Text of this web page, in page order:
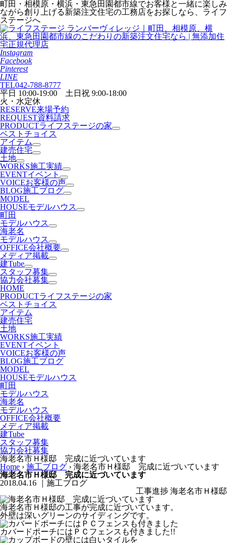
町田・相模原・横浜・東急田園都市線でお客様と一緒に楽しみ
ながら創り上げる新築注文住宅の工務店をお探しなら、ライフ
ステージへ
Instagram
Facebook
Pinterest
LINE
TEL042-788-8777
平日 10:00-19:00 土日祝 9:00-18:00
火・水定休
RESERVE来場予約
REQUEST資料請求
PRODUCTライフステージの家
ベストチョイス
アイテム
建売住宅
土地
WORKS施工実績
EVENTイベント
VOICEお客様の声
BLOG施工ブログ
MODEL
HOUSEモデルハウス
町田
モデルハウス
海老名
モデルハウス
OFFICE会社概要
メディア掲載
建Tube
スタッフ募集
協力会社募集
HOME
PRODUCTライフステージの家
ベストチョイス
アイテム
建売住宅
土地
WORKS施工実績
EVENTイベント
VOICEお客様の声
BLOG施工ブログ
MODEL
HOUSEモデルハウス
町田
モデルハウス
海老名
モデルハウス
OFFICE会社概要
メディア掲載
建Tube
スタッフ募集
協力会社募集
海老名市Ｈ様邸 完成に近づいています
Home › 施工ブログ › 海老名市Ｈ様邸 完成に近づいています
海老名市Ｈ様邸 完成に近づいています
2018.04.16
｜施工ブログ
工事進捗 海老名市Ｈ様邸
海老名市Ｈ様邸の工事が完成に近づいています。
外壁は深いグリーンのサイディングです。
カバードポーチにはＰＣフェンスも付きました!!